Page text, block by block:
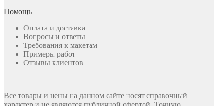
Помощь
Оплата и доставка
Вопросы и ответы
Требования к макетам
Примеры работ
Отзывы клиентов
Все товары и цены на данном сайте носят справочный